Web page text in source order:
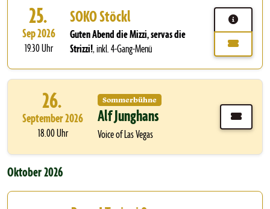
25.
Sep 2026
19.30 Uhr
SOKO Stöckl
Guten Abend die Mizzi, servas die
Strizzi!,inkl. 4-Gang-Menü
26.
September 2026
18.00 Uhr
Sommerbühne
Alf Junghans
Voice of Las Vegas
Oktober 2026